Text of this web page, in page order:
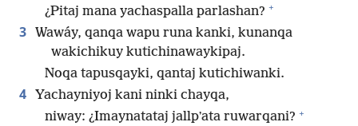
¿Pitaj mana yachaspalla parlashan? +
3 Wawáy, qanqa wapu runa kanki, kunanqa
wakichikuy kutichinawaykipaj.
Noqa tapusqayki, qantaj kutichiwanki.
4 Yachayniyoj kani ninki chayqa,
niway: ¿Imaynatataj jallpʼata ruwarqani? +